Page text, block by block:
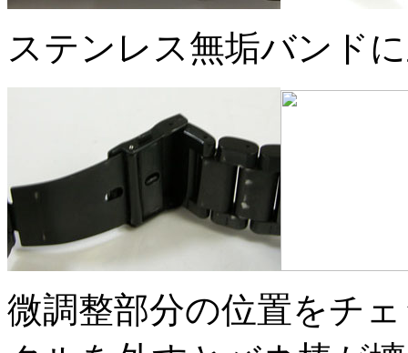
ステンレス無垢バンド
微調整部分の位置をチ